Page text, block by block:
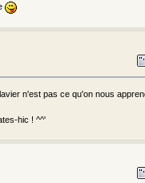
n'est pas ce qu'on nous
hic ! ^^'